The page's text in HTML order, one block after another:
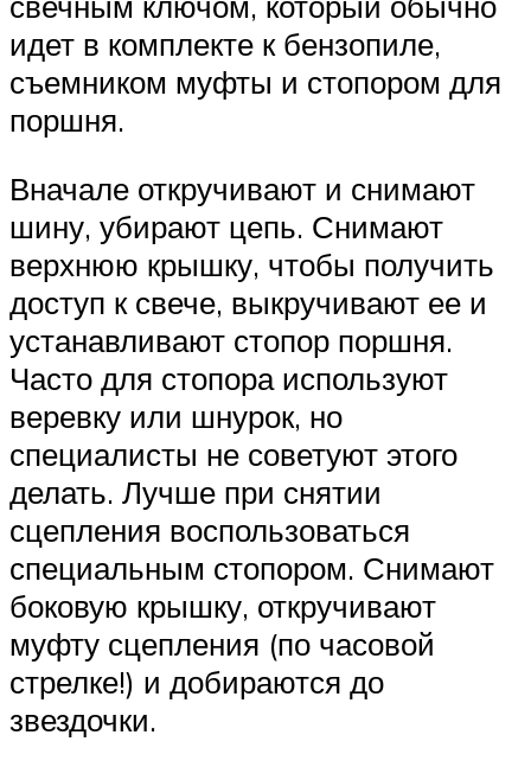
идет в комплекте к бензопиле,
съемником муфты и стопором для
поршня.
Вначале откручивают и снимают
шину, убирают цепь. Снимают
верхнюю крышку, чтобы получить
доступ к свече, выкручивают ее и
устанавливают стопор поршня.
Часто для стопора используют
веревку или шнурок, но
специалисты не советуют этого
делать. Лучше при снятии
сцепления воспользоваться
специальным стопором. Снимают
боковую крышку, откручивают
муфту сцепления (по часовой
стрелке!) и добираются до
звездочки.